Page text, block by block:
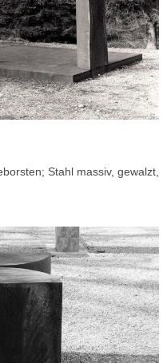
Stahl massiv, gewalzt,